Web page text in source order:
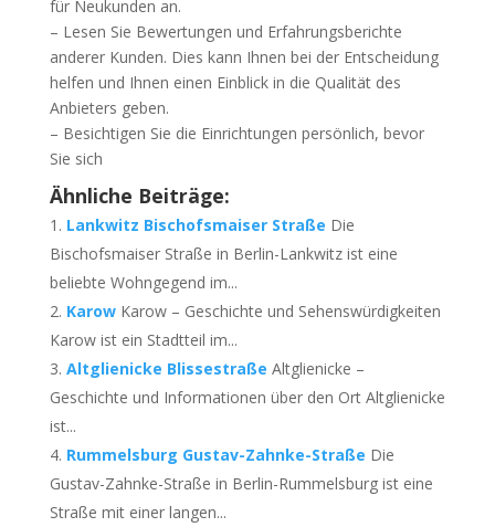
für Neukunden an.
– Lesen Sie Bewertungen und Erfahrungsberichte
anderer Kunden. Dies kann Ihnen bei der Entscheidung
helfen und Ihnen einen Einblick in die Qualität des
Anbieters geben.
– Besichtigen Sie die Einrichtungen persönlich, bevor
Sie sich
Ähnliche Beiträge:
Lankwitz Bischofsmaiser Straße Die
Bischofsmaiser Straße in Berlin-Lankwitz ist eine
beliebte Wohngegend im...
Karow Karow – Geschichte und Sehenswürdigkeiten
Karow ist ein Stadtteil im...
Altglienicke Blissestraße Altglienicke –
Geschichte und Informationen über den Ort Altglienicke
ist...
Rummelsburg Gustav-Zahnke-Straße Die
Gustav-Zahnke-Straße in Berlin-Rummelsburg ist eine
Straße mit einer langen...